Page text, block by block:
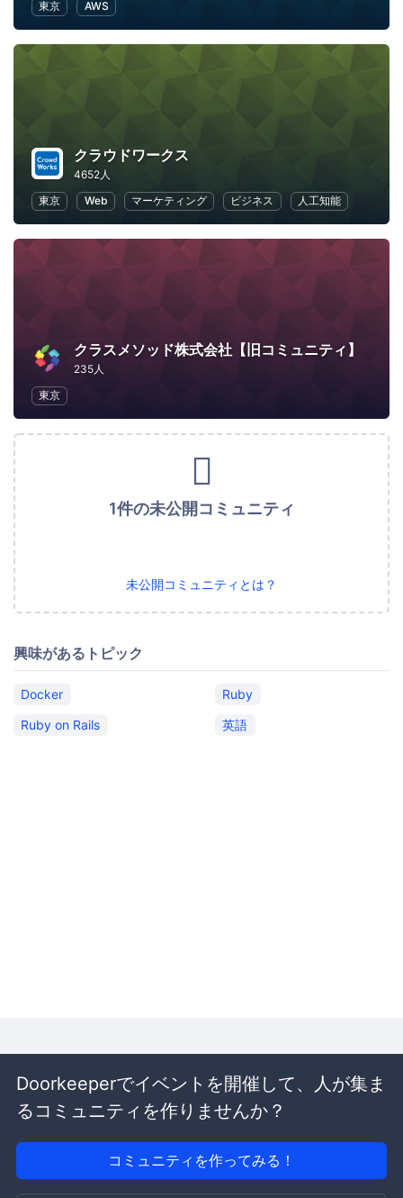
東京 AWS
クラウドワークス
4652人
東京
Web マーケティング ビジネス 人工知能
クラスメソッド株式会社【旧コミュニティ】
235人
東京
1件の未公開コミュニティ
未公開コミュニティとは？
興味があるトピック
Docker
Ruby
Ruby on Rails
英語
Doorkeeperでイベントを開催して、人が集ま
るコミュニティを作りませんか？
コミュニティを作ってみる！